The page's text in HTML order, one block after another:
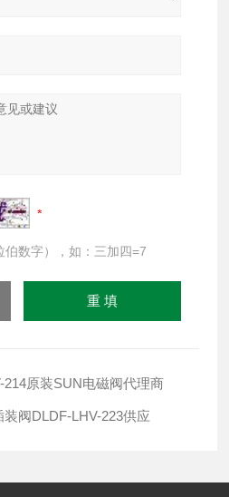
数字），如：三加四=7
214原装SUN电磁阀代理商
阀DLDF-LHV-223供应